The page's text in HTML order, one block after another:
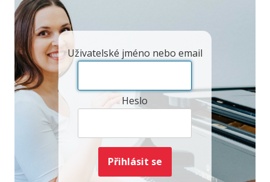
Uživatelské jméno nebo email
Heslo